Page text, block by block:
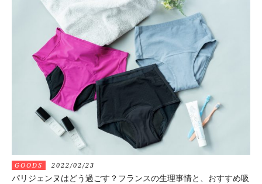
GOODS 2022/02/23
パリジェンヌはどう過ごす？フランスの生理事情と、おすすめ吸